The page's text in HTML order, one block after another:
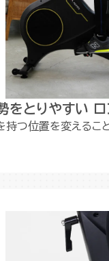
をとりやすい ロ
持つ位置を変えるこ